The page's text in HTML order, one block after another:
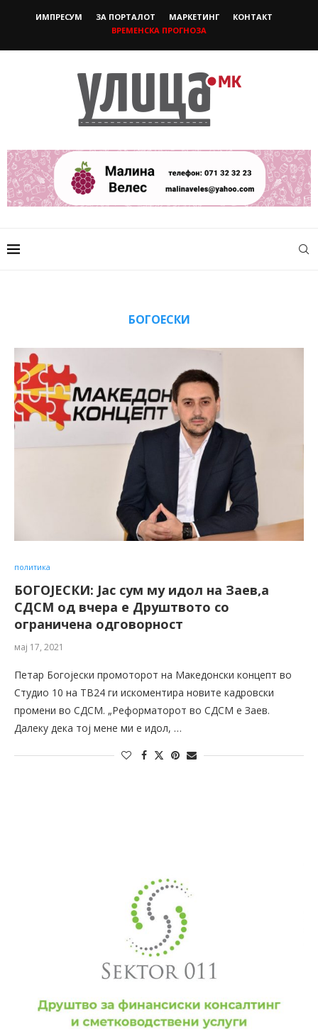
ИМПРЕСУМ ЗА ПОРТАЛОТ МАРКЕТИНГ
КОНТАКТ
ВРЕМЕНСКА ПРОГНОЗА
БОГОЕСКИ
политика
БОГОЈЕСКИ: Јас сум му идол на Заев,а
СДСМ од вчера е Друштвото со
ограничена одговорност
мај 17, 2021
Петар Богојески промоторот на Македонски концепт во
Студио 10 на ТВ24 ги искоментира новите кадровски
промени во СДСМ. „Реформаторот во СДСМ е Заев.
Далеку дека тој мене ми е идол, …